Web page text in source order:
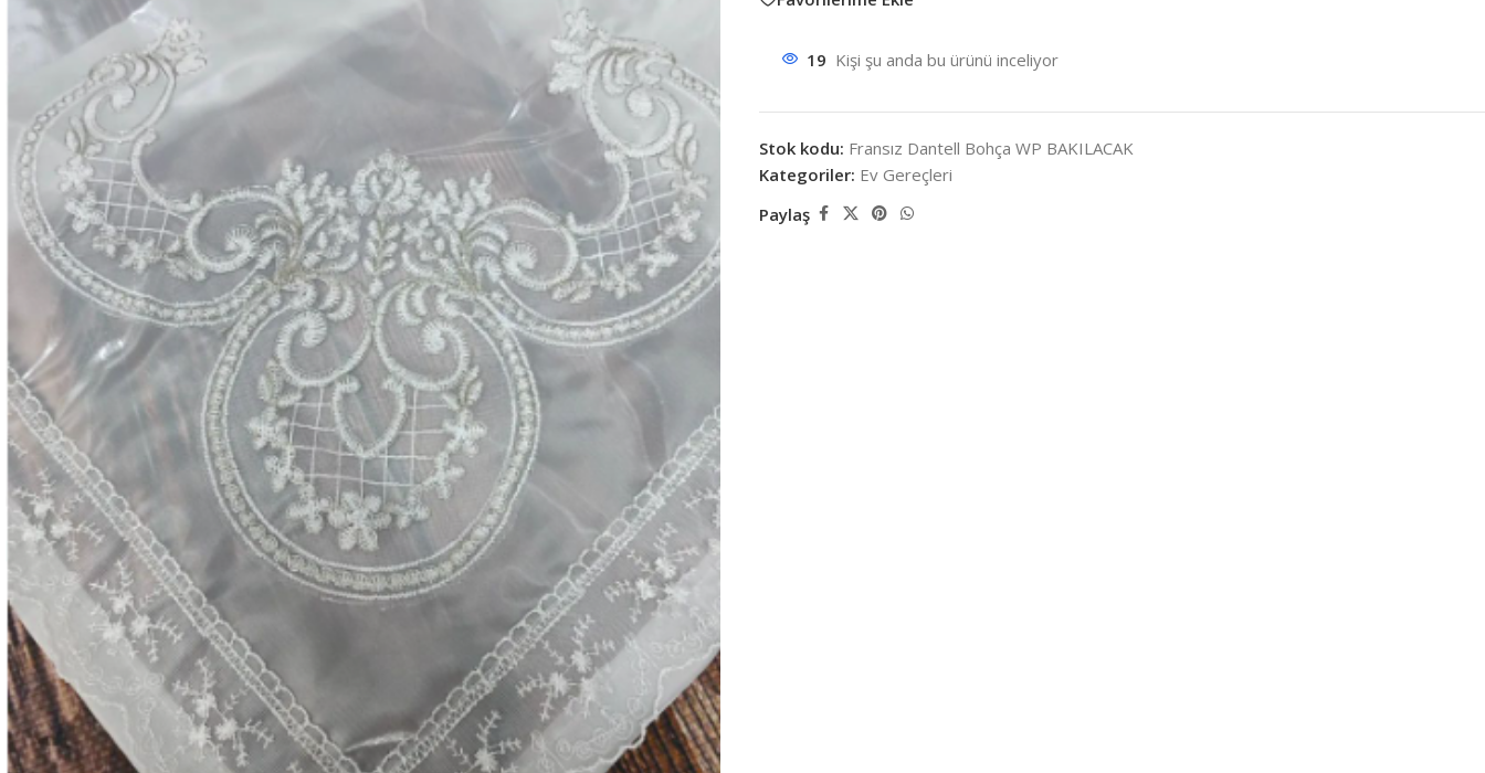
19 Kişi şu anda bu ürünü inceliyor
Stok kodu: Fransız Dantell Bohça WP BAKILACAK
Kategoriler: Ev Gereçleri
Paylaş